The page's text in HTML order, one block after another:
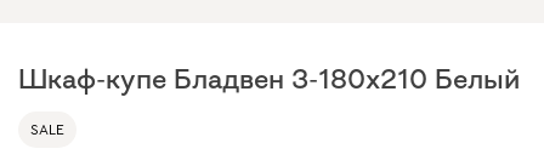
Шкаф-купе Бладвен 3-180x210 Белый
SALE